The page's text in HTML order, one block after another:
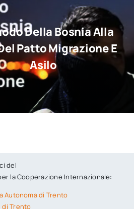
Della Bosnia Alla
Patto Migrazione E
Asilo
del
la Cooperazione Internazionale:
Autonoma di Trento
di Trento